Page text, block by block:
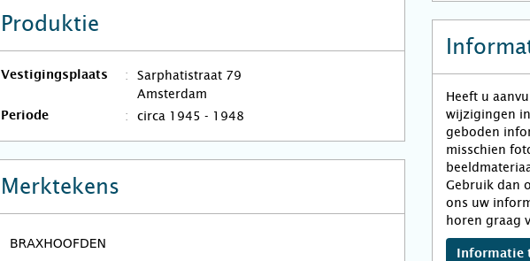
Produktie
Vestigingsplaats
Sarphatistraat 79
Amsterdam
Periode circa 1945 - 1948
Merktekens
Heeft u
wijzigingen
geboden
misschien
Gebruik dan
ons uw
horen graag
Informatie